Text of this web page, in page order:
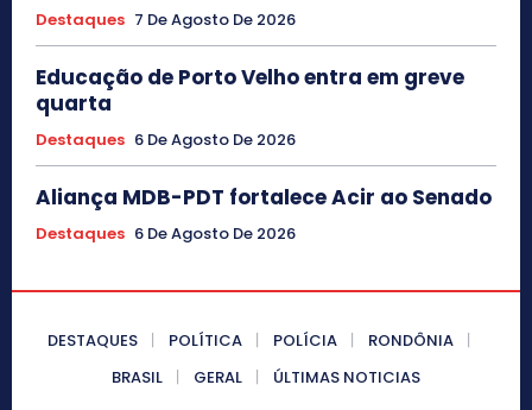
Destaques 7 De Agosto De 2026
Educação de Porto Velho entra em greve
quarta
Destaques 6 De Agosto De 2026
Aliança MDB-PDT fortalece Acir ao Senado
Destaques 6 De Agosto De 2026
DESTAQUES POLÍTICA POLÍCIA
RONDÔNIA
BRASIL
GERAL ÚLTIMAS NOTICIAS